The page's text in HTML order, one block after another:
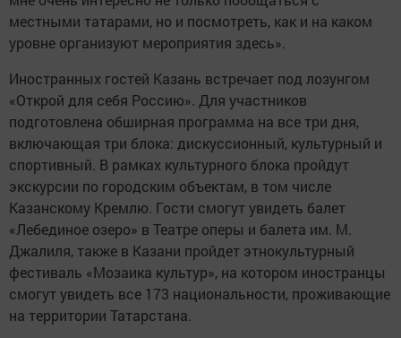
местными татарами, но и посмотреть, как и на каком
уровне организуют мероприятия здесь».
Иностранных гостей Казань встречает под лозунгом
«Открой для себя Россию». Для участников
подготовлена обширная программа на все три дня,
включающая три блока: дискуссионный, культурный и
спортивный. В рамках культурного блока пройдут
экскурсии по городским объектам, в том числе
Казанскому Кремлю. Гости смогут увидеть балет
«Лебединое озеро» в Театре оперы и балета им. М.
Джалиля, также в Казани пройдет этнокультурный
фестиваль «Мозаика культур», на котором иностранцы
смогут увидеть все 173 национальности, проживающие
на территории Татарстана.